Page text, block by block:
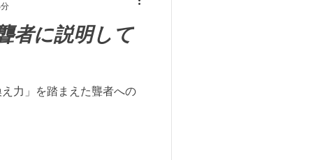
者に説明して
力」を踏まえた聾者への